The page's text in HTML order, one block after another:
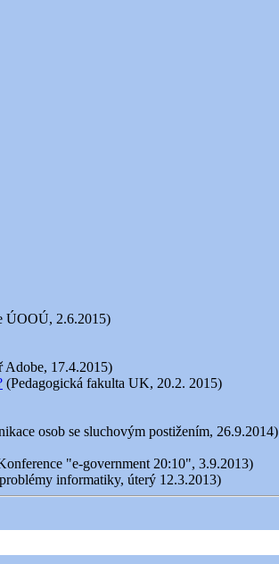
ÚOOÚ, 2.6.2015)
Adobe, 17.4.2015)
(Pedagogická fakulta UK, 20.2. 2015)
osob se sluchovým postižením, 26.9.2014)
"e-government 20:10", 3.9.2013)
informatiky, úterý 12.3.2013)